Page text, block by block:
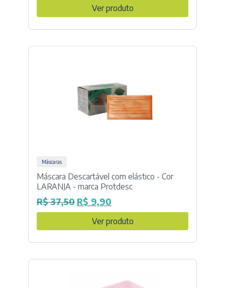
Ver produto
Máscaras
Máscara Descartável com elástico - Cor
LARANJA - marca Protdesc
R$37,50 O
preço
original
R$ 9,90
preço
atual
Ver produto